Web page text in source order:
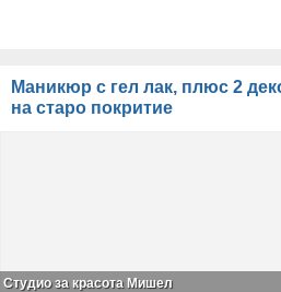
Маникюр с гел лак, плюс 2
на старо покритие
Студио за красота Мишел